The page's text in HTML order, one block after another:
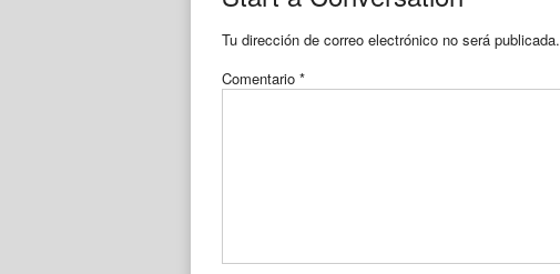
Tu dirección de correo electrónico no será publicada.
Comentario *